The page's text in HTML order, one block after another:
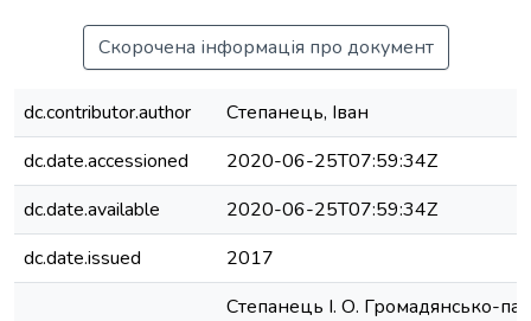
Скорочена інформація про документ
dc.contributor.author
Степанець, Іван
dc.date.accessioned
2020-06-25T07:59:34Z
dc.date.available
2020-06-25T07:59:34Z
dc.date.issued
2017
Степанець І. О. Громадянсько-